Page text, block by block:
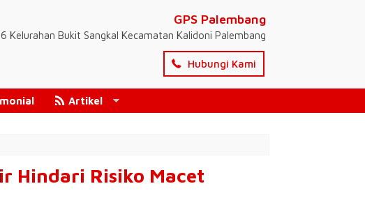
GPS Palembang
Kelurahan Bukit Sangkal Kecamatan Kalidoni Palembang
Hubungi Kami
Artikel
Hindari Risiko Macet